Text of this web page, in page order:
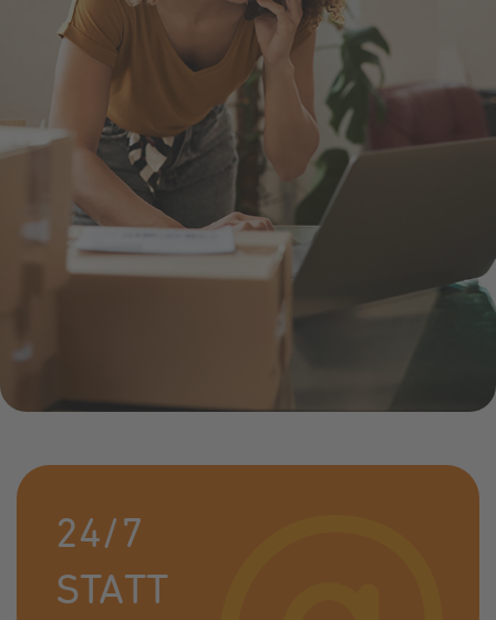
Elektromobilität
Online-
Store
Online-Service
Umzugsservice
Energieberatung
Energiefragen
Kündigung
Wärmestrom
Treue-Bonus
24/7
STATT